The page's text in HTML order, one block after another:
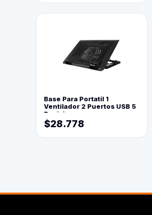
Base Para Portatil 1
Ventilador 2 Puertos USB 5
Posiciones
$28.778